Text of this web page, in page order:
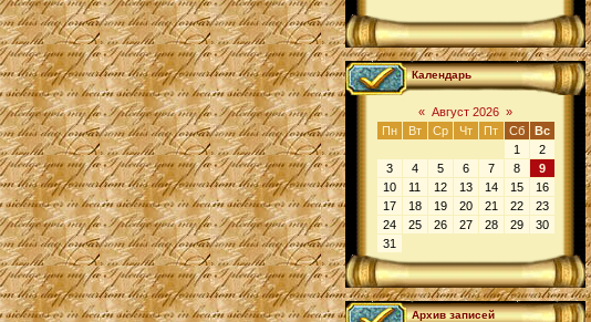
Календарь
« Август 2026 »
Пн
Вт Ср Чт Пт Сб
Вс
1
2
3
4 5 6 7 8
9
10
11 12 13 14 15
16
17
18 19 20 21 22
23
24
25 26 27 28 29
30
31
Архив записей